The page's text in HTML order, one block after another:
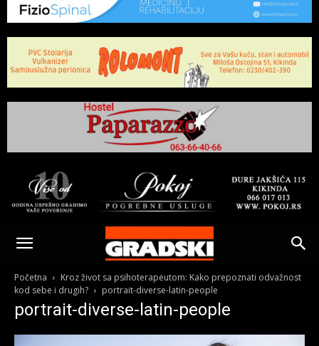
Gradski
Online
Kikinda
Početna
Kroz život sa psihoterapeutom: Kako prepoznati odvažnost
kod sebe i drugih?
portrait-diverse-latin-people
portrait-diverse-latin-people